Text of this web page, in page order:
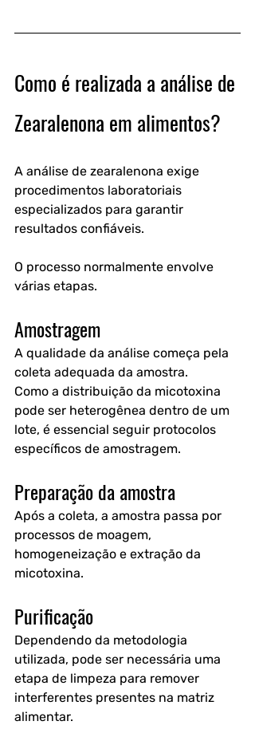
Como é realizada a análise de
Zearalenona em alimentos?
A análise de zearalenona exige
procedimentos laboratoriais
especializados para garantir
resultados confiáveis.
O processo normalmente envolve
várias etapas.
Amostragem
A qualidade da análise começa pela
coleta adequada da amostra.
Como a distribuição da micotoxina
pode ser heterogênea dentro de um
lote, é essencial seguir protocolos
específicos de amostragem.
Preparação da amostra
Após a coleta, a amostra passa por
processos de moagem,
homogeneização e extração da
micotoxina.
Purificação
Dependendo da metodologia
utilizada, pode ser necessária uma
etapa de limpeza para remover
interferentes presentes na matriz
alimentar.